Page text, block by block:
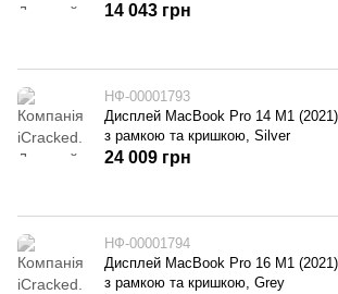
14 043 грн
НФ-00001793
Дисплей MacBook Pro 14 M1 (2021)
з рамкою та кришкою, Silver
24 009 грн
НФ-00001794
Дисплей MacBook Pro 16 M1 (2021)
з рамкою та кришкою, Grey